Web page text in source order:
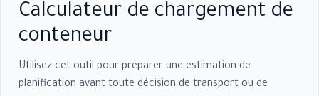
Calculateur de chargement de
conteneur
Utilisez cet outil pour préparer une estimation de
planification avant toute décision de transport ou de